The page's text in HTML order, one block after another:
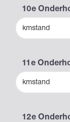
10e
kmstand
11e
kmstand
12e